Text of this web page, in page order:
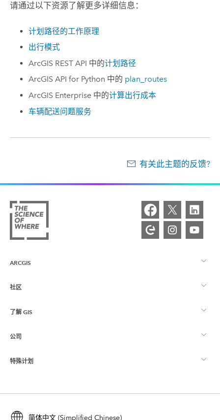
请通过以下资源了解更多详细信息：
计划路径的工作原理
出行模式
ArcGIS REST API 中的计划路径
ArcGIS API for Python 中的 plan_routes
ArcGIS Enterprise 中的计算出行成本
车辆配送问题服务
有关此主题的反馈?
ARCGIS
ArcGIS 概览
制图
社区
Esri 社区
ArcGIS 博客
了解 GIS
什么是 GIS？
位置智能
培训
公司
关于 Esri
招贤纳士
特殊计划
ArcGIS for Student Use
简体中文 (Simplified Chinese)